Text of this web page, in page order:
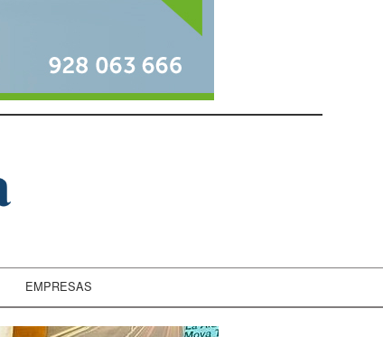
EMPRESAS